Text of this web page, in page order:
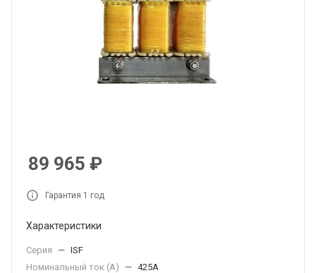
89 965 ₽
Гарантия 1 год
Характеристики
Серия — ISF
Номинальный ток (А)
— 425А